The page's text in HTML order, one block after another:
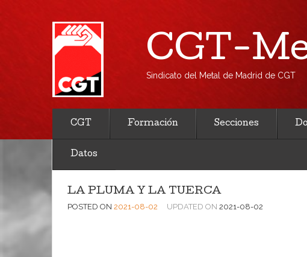
CGT-
Sindicato del Metal de Madrid de CGT
CGT Formación Secciones
Datos
LA PLUMA Y LA TUERCA
POSTED ON 2021-08-02 UPDATED ON 2021-08-02